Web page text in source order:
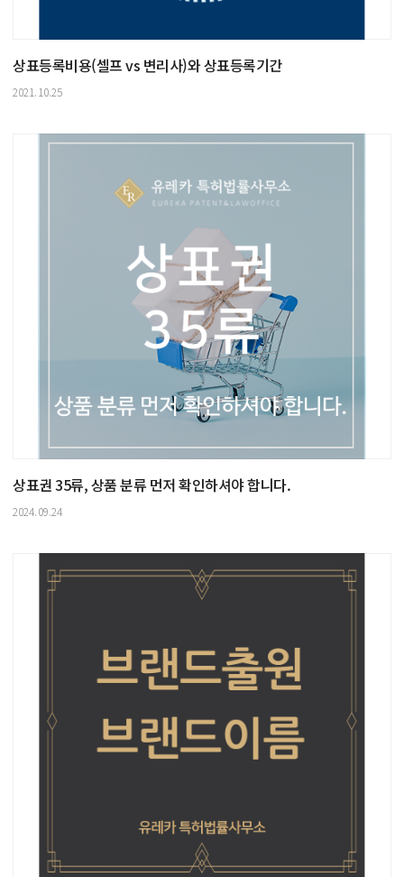
상표등록비용(셀프 vs 변리사)와 상표등록기간
2021.10.25
상표권 35류, 상품 분류 먼저 확인하셔야 합니다.
2024.09.24